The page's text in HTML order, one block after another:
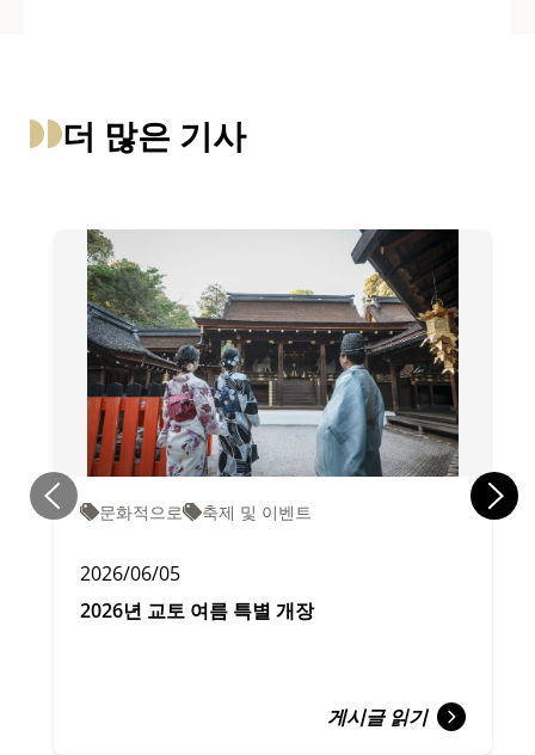
더 많은 기사
문화적으로 축제 및 이벤트
2026/06/05
2026년 교토 여름 특별 개장
게시글 읽기